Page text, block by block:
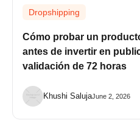
Dropshipping
Cómo probar un
antes de invertir en
validación de 72 horas
Khushi SalujaJune 2, 2026